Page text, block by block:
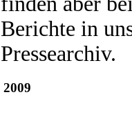
Berichte in
Pressearchiv.
2009